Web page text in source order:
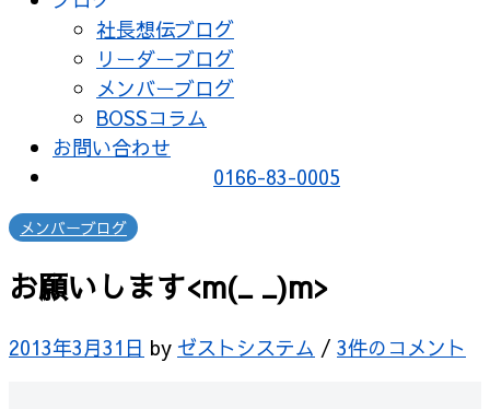
社長想伝ブログ
リーダーブログ
メンバーブログ
BOSSコラム
お問い合わせ
0166-83-0005
メンバーブログ
お願いします<m(_ _)m>
2013年3月31日 by ゼストシステム / 3件のコメント